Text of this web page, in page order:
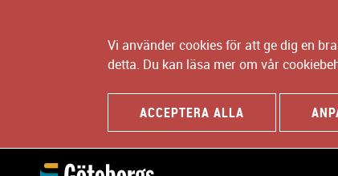
Vi använder cookies för att ge dig en
detta. Du kan läsa mer om vår
ACCEPTERA ALLA